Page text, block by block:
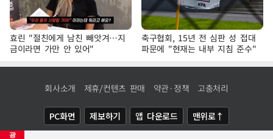
광
효린 "절친에게 남친 빼앗겨…지
금이라면 가만 안 있어"
축구협회, 15년 전 심판 성 접대
파문에 "현재는 내부 지침 준수"
회사소개 제휴/컨텐츠 판매 약관·정책 고충처리
PC화면 제보하기 앱 다운로드 맨위로↑